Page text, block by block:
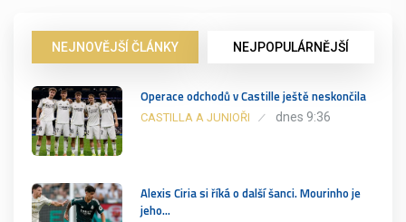
NEJNOVĚJŠÍ ČLÁNKY NEJPOPULÁRNĚJŠÍ
Operace odchodů v Castille ještě neskončila
CASTILLA A JUNIOŘI dnes 9:36
Alexis Ciria si říká o další šanci. Mourinho je
jeho…